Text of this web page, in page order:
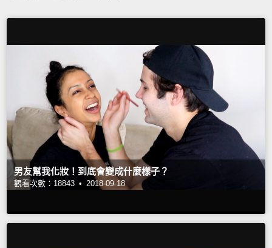
男友幫我化妝！到底會變成什麼樣子？
觀看次數：18843 • 2018-09-18